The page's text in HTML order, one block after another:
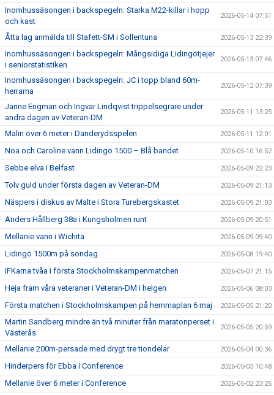
Inomhussäsongen i backspegeln: Starka M22-killar i hopp
och kast
2026-05-14 07:51
Åtta lag anmälda till Stafett-SM i Sollentuna 2026-05-13 22:39
Inomhussäsongen i backspegeln: Mångsidiga Lidingötjejer
i seniorstatistiken
2026-05-13 07:46
Inomhussäsongen i backspegeln: JC i topp bland 60m-
herrarna
2026-05-12 07:39
Janne Engman och Ingvar Lindqvist trippelsegrare under
andra dagen av Veteran-DM
2026-05-11 13:25
Malin över 6 meter i Danderydsspelen 2026-05-11 12:01
Noa och Caroline vann Lidingö 1500 – Blå bandet 2026-05-10 16:52
Sebbe elva i Belfast 2026-05-09 22:23
Tolv guld under första dagen av Veteran-DM 2026-05-09 21:13
Näspers i diskus av Malte i Stora Turebergskastet 2026-05-09 21:03
Anders Hållberg 38a i Kungsholmen runt 2026-05-09 20:51
Mellanie vann i Wichita 2026-05-09 09:40
Lidingö 1500m på söndag 2026-05-08 19:40
IFKarna tvåa i första Stockholmskampenmatchen 2026-05-07 21:15
Heja fram våra veteraner i Veteran-DM i helgen 2026-05-06 08:03
Första matchen i Stockholmskampen på hemmaplan 6 maj 2026-05-05 21:20
Martin Sandberg mindre än två minuter från maratonperset i
Västerås
2026-05-05 20:59
Mellanie 200m-persade med drygt tre tiondelar 2026-05-04 00:36
Hinderpers för Ebba i Conference 2026-05-03 10:48
Mellanie över 6 meter i Conference 2026-05-02 23:25